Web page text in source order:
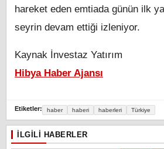
hareket eden emtiada günün ilk
seyrin devam ettiği izleniyor.
Kaynak İnvestaz Yatırım
Hibya Haber Ajansı
Etiketler: haber haberi haberleri Türkiye
İLGILI HABERLER